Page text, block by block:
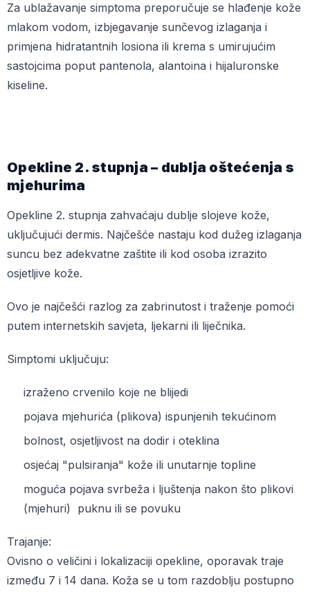
Za ublažavanje simptoma preporučuje se hlađenje kože
mlakom vodom, izbjegavanje sunčevog izlaganja i
primjena hidratantnih losiona ili krema s umirujućim
sastojcima poput pantenola, alantoina i hijaluronske
kiseline.
Opekline 2. stupnja – dublja oštećenja s
mjehurima
Opekline 2. stupnja zahvaćaju dublje slojeve kože,
uključujući dermis. Najčešće nastaju kod dužeg izlaganja
suncu bez adekvatne zaštite ili kod osoba izrazito
osjetljive kože.
Ovo je najčešći razlog za zabrinutost i traženje pomoći
putem internetskih savjeta, ljekarni ili liječnika.
Simptomi uključuju:
izraženo crvenilo koje ne blijedi
pojava mjehurića (plikova) ispunjenih tekućinom
bolnost, osjetljivost na dodir i oteklina
osjećaj "pulsiranja" kože ili unutarnje topline
moguća pojava svrbeža i ljuštenja nakon što plikovi
(mjehuri) puknu ili se povuku
Trajanje:
Ovisno o veličini i lokalizaciji opekline, oporavak traje
između 7 i 14 dana. Koža se u tom razdoblju postupno